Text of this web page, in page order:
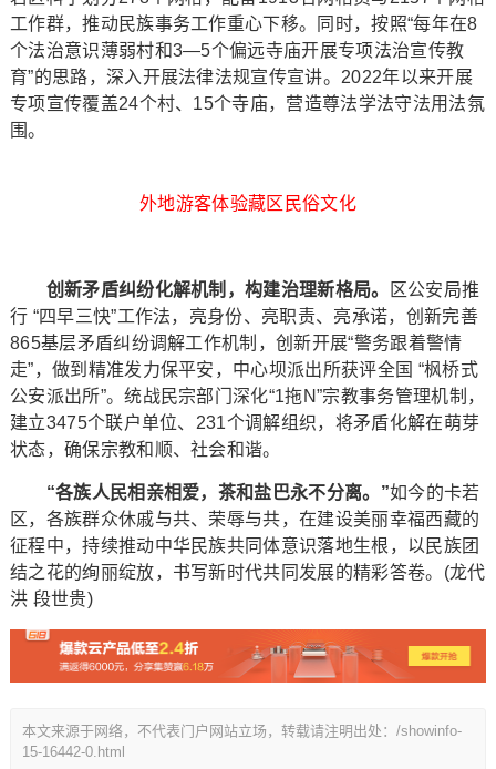
工作群，推动民族事务工作重心下移。同时，按照“每年在8
个法治意识薄弱村和3—5个偏远寺庙开展专项法治宣传教
育”的思路，深入开展法律法规宣传宣讲。2022年以来开展
专项宣传覆盖24个村、15个寺庙，营造尊法学法守法用法氛
围。
外地游客体验藏区民俗文化
创新矛盾纠纷化解机制，构建治理新格局。
区公安局推
行 “四早三快”工作法，亮身份、亮职责、亮承诺，创新完善
865基层矛盾纠纷调解工作机制，创新开展“警务跟着警情
走”，做到精准发力保平安，中心坝派出所获评全国 “枫桥式
公安派出所”。统战民宗部门深化“1拖N”宗教事务管理机制，
建立3475个联户单位、231个调解组织，将矛盾化解在萌芽
状态，确保宗教和顺、社会和谐。
“各族人民相亲相爱，茶和盐巴永不分离。”如今的卡若
区，各族群众休戚与共、荣辱与共，在建设美丽幸福西藏的
征程中，持续推动中华民族共同体意识落地生根，以民族团
结之花的绚丽绽放，书写新时代共同发展的精彩答卷。(龙代
洪 段世贵)
本文来源于网络，不代表门户网站立场，转载请注明出处：/showinfo-
15-16442-0.html